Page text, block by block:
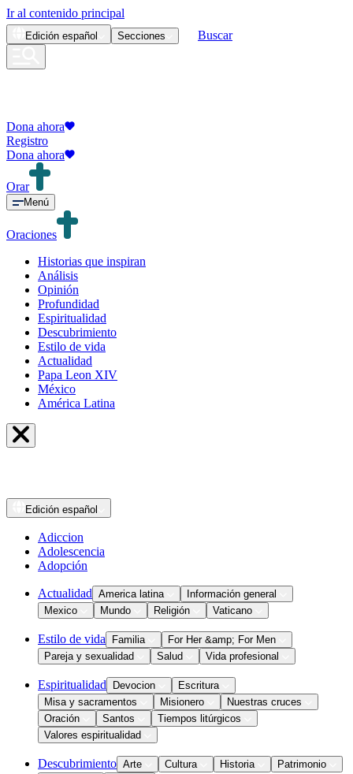
Ir al contenido principal
Edición español Secciones Buscar
Dona ahora
Registro
Dona ahora
Orar
Menú
Oraciones
Historias que inspiran
Análisis
Opinión
Profundidad
Espiritualidad
Descubrimiento
Estilo de vida
Actualidad
Papa Leon XIV
México
América Latina
Edición español
Adiccion
Adolescencia
Adopción
Actualidad America latina
Información general
Mexico
Mundo Religión Vaticano
Estilo de vida Familia
For Her &amp; For Men
Pareja y sexualidad
Salud Vida profesional
Espiritualidad Devocion
Escritura
Misa y sacramentos
Misionero
Nuestras cruces
Oración
Santos
Tiempos litúrgicos
Valores espiritualidad
Descubrimiento Arte Cultura Historia
Patrimonio